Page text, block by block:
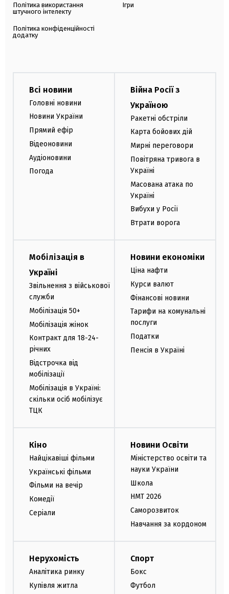
Політика використання
штучного інтелекту
Політика конфіденційності
додатку
Ігри
Всі новини
Головні новини
Новини України
Прямий ефір
Відеоновини
Аудіоновини
Погода
Війна Росії з
Україною
Ракетні обстріли
Карта бойових дій
Мирні переговори
Повітряна тривога в
Україні
Масована атака по
Україні
Вибухи у Росії
Втрати ворога
Мобілізація в
Україні
Звільнення з військової
служби
Мобілізація 50+
Мобілізація жінок
Контракт для 18-24-
річних
Відстрочка від
мобілізації
Мобілізація в Україні:
скільки осіб мобілізує
ТЦК
Новини економіки
Ціна нафти
Курси валют
Фінансові новини
Тарифи на комунальні
послуги
Податки
Пенсія в Україні
Кіно
Найцікавіші фільми
Українські фільми
Фільми на вечір
Комедії
Серіали
Новини Освіти
Міністерство освіти та
науки України
Школа
НМТ 2026
Саморозвиток
Навчання за кордоном
Нерухомість
Аналітика ринку
Купівля житла
Спорт
Бокс
Футбол